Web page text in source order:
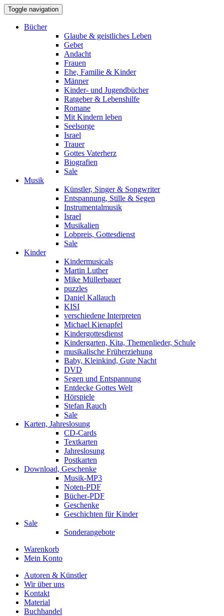
Toggle navigation
Bücher
Glaube & geistliches Leben
Gebet
Andacht
Frauen
Ehe, Familie & Kinder
Männer
Kinder- und Jugendbücher
Ratgeber & Lebenshilfe
Romane
Mit Kindern leben
Seelsorge
Israel
Trauer
Gottes Vaterherz
Biografien
Sale
Musik
Künstler, Singer & Songwriter
Entspannung, Stille & Segen
Instrumentalmusik
Israel
Musikalien
Lobpreis, Gottesdienst
Sale
Kinder
Kindermusicals
Martin Luther
Mike Müllerbauer
puzzles
Daniel Kallauch
KISI
verschiedene Interpreten
Michael Kienapfel
Kindergottesdienst
Kindergarten, Kita, Themenlieder, Schule
musikalische Früherziehung
Baby, Kleinkind, Gute Nacht
DVD
Segen und Entspannung
Entdecke Gottes Welt
Hörspiele
Stefan Rauch
Sale
Karten, Jahreslosung
CD-Cards
Textkarten
Jahreslosung
Postkarten
Download, Geschenke
Musik-MP3
Noten-PDF
Bücher-PDF
Geschenke
Geschichten für Kinder
Sale
Sonderangebote
Warenkorb
Mein Konto
Autoren & Künstler
Wir über uns
Kontakt
Material
Buchhandel